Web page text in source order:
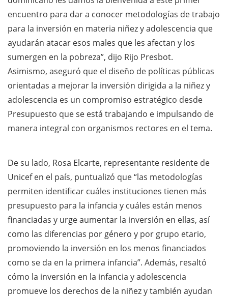
encuentro para dar a conocer metodologías de trabajo
para la inversión en materia niñez y adolescencia que
ayudarán atacar esos males que les afectan y los
sumergen en la pobreza”, dijo Rijo Presbot.
Asimismo, aseguró que el diseño de políticas públicas
orientadas a mejorar la inversión dirigida a la niñez y
adolescencia es un compromiso estratégico desde
Presupuesto que se está trabajando e impulsando de
manera integral con organismos rectores en el tema.
De su lado, Rosa Elcarte, representante residente de
Unicef en el país, puntualizó que “las metodologías
permiten identificar cuáles instituciones tienen más
presupuesto para la infancia y cuáles están menos
financiadas y urge aumentar la inversión en ellas, así
como las diferencias por género y por grupo etario,
promoviendo la inversión en los menos financiados
como se da en la primera infancia”. Además, resaltó
cómo la inversión en la infancia y adolescencia
promueve los derechos de la niñez y también ayudan